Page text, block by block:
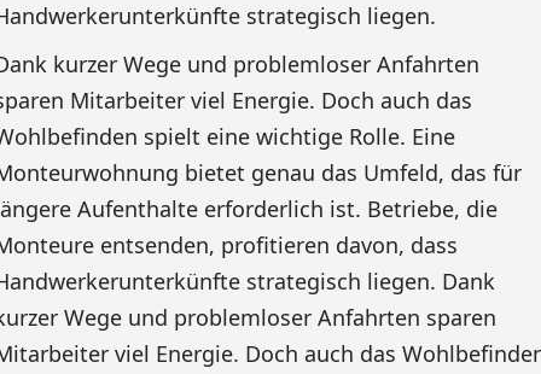
strategisch liegen.
kurzer Wege und problemloser Anfahrten
Mitarbeiter viel Energie. Doch auch das
spielt eine wichtige Rolle. Eine
bietet genau das Umfeld, das für
Aufenthalte erforderlich ist. Betriebe, die
entsenden, profitieren davon, dass
strategisch liegen. Dank
Wege und problemloser Anfahrten sparen
viel Energie. Doch auch das